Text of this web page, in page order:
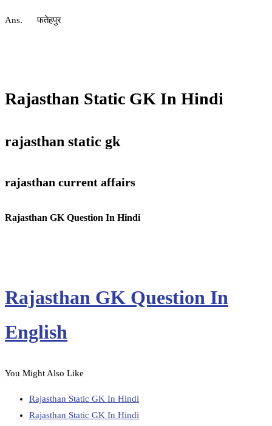
Ans. फतेहपुर
Rajasthan Static GK In Hindi
rajasthan static gk
rajasthan current affairs
Rajasthan GK Question In Hindi
Rajasthan GK Question In
English
You Might Also Like
Rajasthan Static GK In Hindi
Rajasthan Static GK In Hindi